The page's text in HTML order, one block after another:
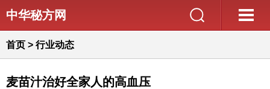
中华秘方网
首页 > 行业动态
麦苗汁治好全家人的高血压